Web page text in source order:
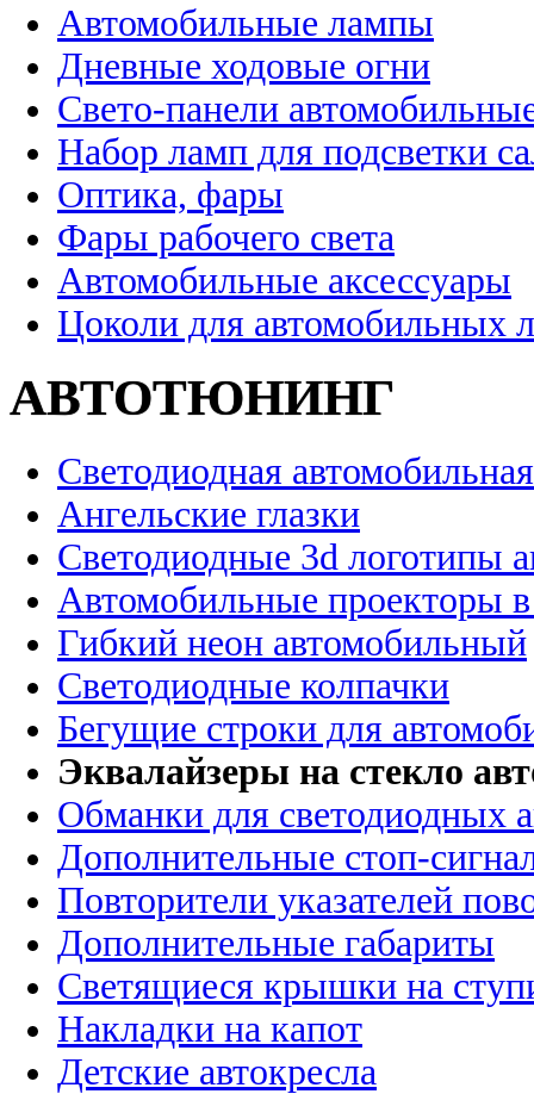
Автомобильные лампы
Дневные ходовые огни
Свето-панели
Набор ламп для подсветки
Оптика, фары
Фары рабочего света
Автомобильные аксессуары
Цоколи для автомобильных
АВТОТЮНИНГ
Светодиодная
Ангельские глазки
Светодиодные 3d логотипы
Автомобильные проекторы
Гибкий неон автомобильный
Светодиодные колпачки
Бегущие строки для
Эквалайзеры на стекло
Обманки для светодиодных
Дополнительные стоп-
Повторители указателей
Дополнительные габариты
Светящиеся крышки на
Накладки на капот
Детские автокресла